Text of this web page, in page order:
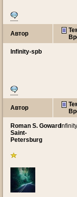
Автор
Infinity-spb
Автор
Roman S. Goward
Saint-
Petersburg